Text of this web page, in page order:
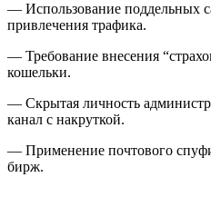
— Использование поддельных
привлечения трафика.
— Требование внесения
кошельки.
— Скрытая личность
канал с накруткой.
— Применение почтового
бирж.